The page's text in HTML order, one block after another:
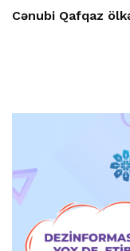
Cənubi Qafqaz